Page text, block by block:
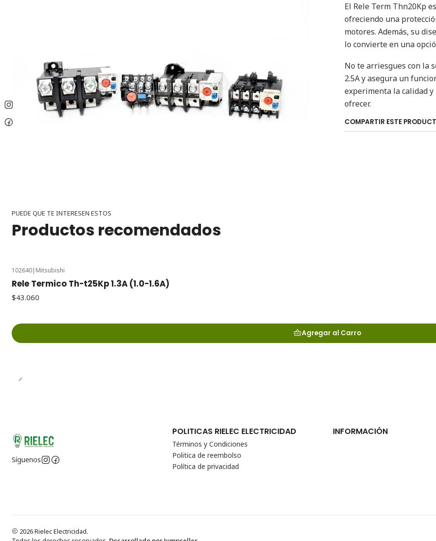
El Rele Term Thn20Kp
ofreciendo una
motores. Además, su
lo convierte en una
No te arriesgues con la
2.5A y asegura un
experimenta la calidad
ofrecer.
COMPARTIR ESTE
PUEDE QUE TE INTERESEN ESTOS
Productos recomendados
102640| Mitsubishi
Rele Termico Th-t25Kp 1.3A (1.0-1.6A)
$43.060
Agregar al Carro
Síguenos
POLITICAS RIELEC ELECTRICIDAD
Términos y Condiciones
Politica de reembolso
Política de privacidad
INFORMACIÓN
2026 Rielec Electricidad.